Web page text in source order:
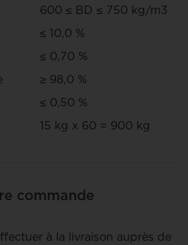
600 ≤ BD ≤ 750 kg/m3
≤ 10,0 %
≤ 0,70 %
≥ 98,0 %
≤ 0,50 %
15 kg x 60 = 900 kg
commande
à la livraison auprès de